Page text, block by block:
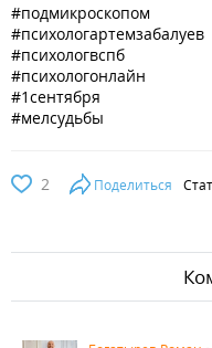
#подмикроскопом
#психологартемзабалуев
#психологвспб
#психологонлайн
#1сентября
#мелсудьбы
2 Поделиться